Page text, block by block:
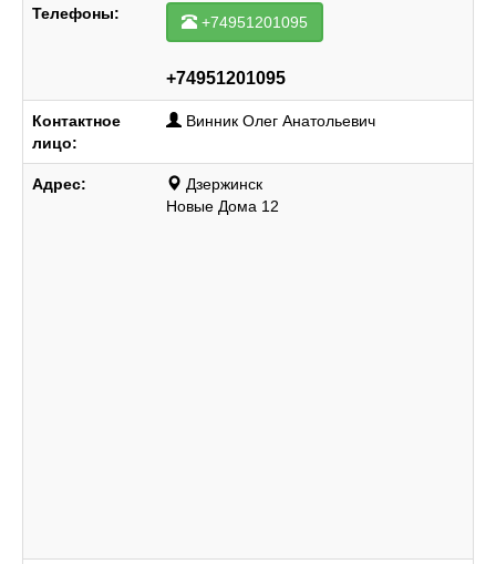
Телефоны: +74951201095
+74951201095
Контактное
лицо:
Винник Олег Анатольевич
Адрес:
Дзержинск
Новые Дома 12